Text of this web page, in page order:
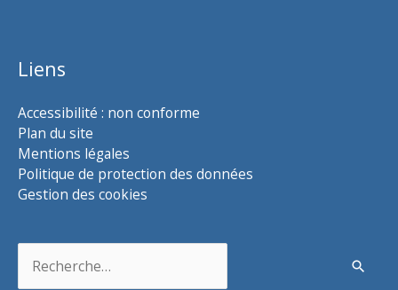
Liens
Accessibilité : non conforme
Plan du site
Mentions légales
Politique de protection des données
Gestion des cookies